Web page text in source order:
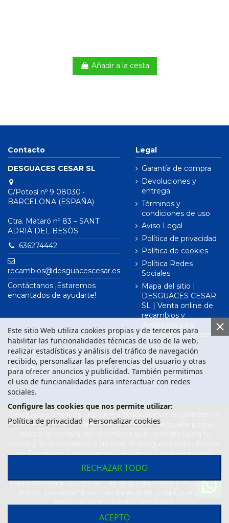
Añadir a la cesta
Contacto
DESGUACES CESAR SL
C/Potosí nº 9 08030 ·
BARCELONA (ESPAÑA)
Ctra. Mataró nº 83 – SANT
ADRIÀ DEL BESÒS
636274442
recambios@desguacescesar.es
Contáctanos ¡Estaremos
encantados de ayudarte!
Legal
Garantía de compra
Devoluciones y
entrega
Términos y
condiciones de uso
Aviso Legal
Política de privacidad
Política de cookies
Política Redes
Sociales
Mapa del sitio |
DESGUACES CESAR
SL | Venta online de
recambios y
despieces para
coches | Desguace
Este sitio Web utiliza cookies propias y de terceros para
habilitar las funcionalidades técnicas de uso de la web,
realizar estadísticas y análisis del tráfico de navegación
recibido, personalizar las preferencias del usuario y otras
para ofrecer anuncios y publicidad. También permitimos
el uso de funcionalidades para interactuar con redes
sociales.
Configure las cookies que nos permite utilizar:
Política de privacidad Personalizar cookies
RECHAZAR TODO
ACEPTO
Síguenos en
Barcelona y de España. Desde nuestro desguace podrás
en Barcelona y disponemos de piezas y despieces para
todas las marcas de vehículos. Compra el recambio que
necesitas para tu coche en nuestro desguace. Los
repuestos para coches son de segunda mano a muy buen
Desarrollado porSeintosoft